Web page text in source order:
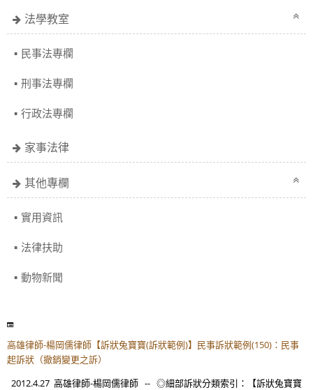
法學教室
民事法專欄
刑事法專欄
行政法專欄
家事法律
其他專欄
實用資訊
法律扶助
動物新聞
高雄律師-楊岡儒律師【訴狀兔寶寶(訴狀範例)】民事訴狀範例(150)：民事
起訴狀（撤銷變更之訴）
2012.4.27 高雄律師-楊岡儒律師 -- ◎細部訴狀分類索引：【訴狀兔寶寶